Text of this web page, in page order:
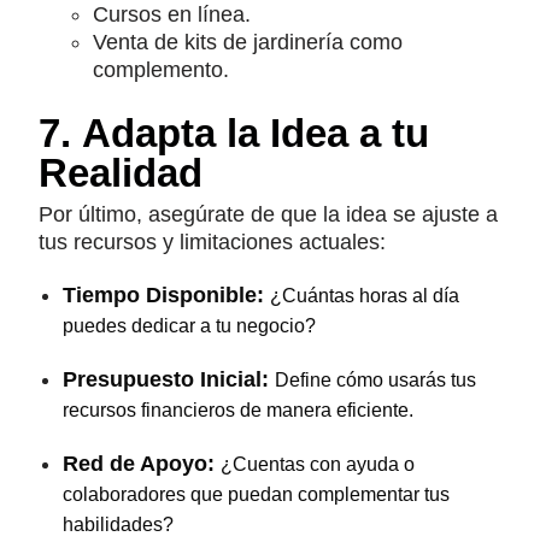
Cursos en línea.
Venta de kits de jardinería como
complemento.
7. Adapta la Idea a tu
Realidad
Por último, asegúrate de que la idea se ajuste a
tus recursos y limitaciones actuales:
Tiempo Disponible: ¿Cuántas horas al día
puedes dedicar a tu negocio?
Presupuesto Inicial: Define cómo usarás tus
recursos financieros de manera eficiente.
Red de Apoyo: ¿Cuentas con ayuda o
colaboradores que puedan complementar tus
habilidades?